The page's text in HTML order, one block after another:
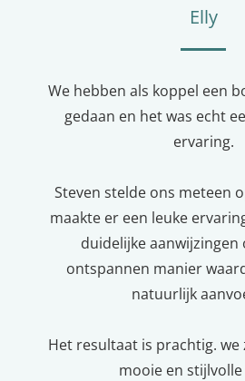
Elly
We hebben als koppel een
gedaan en het was echt
ervaring.
Steven stelde ons meteen
maakte er een leuke
duidelijke aanwijzingen
ontspannen manier
natuurlijk
Het resultaat is prachtig.
mooie en